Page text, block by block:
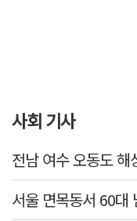
사회 기사